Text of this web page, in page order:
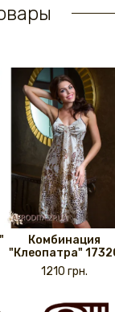
Комбинация
"Клеопатра"
1210 грн.